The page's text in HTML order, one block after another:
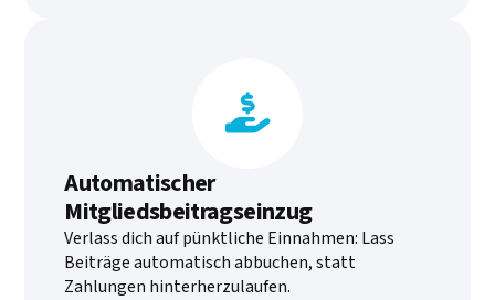
Automatischer
Mitgliedsbeitragseinzug
Verlass dich auf pünktliche Einnahmen: Lass
Beiträge automatisch abbuchen, statt
Zahlungen hinterherzulaufen.
